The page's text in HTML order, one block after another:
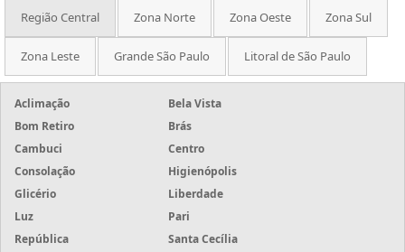
Região Central Zona Norte Zona Oeste Zona Sul
Zona Leste Grande São Paulo Litoral de São Paulo
Aclimação
Bela Vista
Bom Retiro
Brás
Cambuci
Centro
Consolação
Higienópolis
Glicério
Liberdade
Luz
Pari
República
Santa Cecília